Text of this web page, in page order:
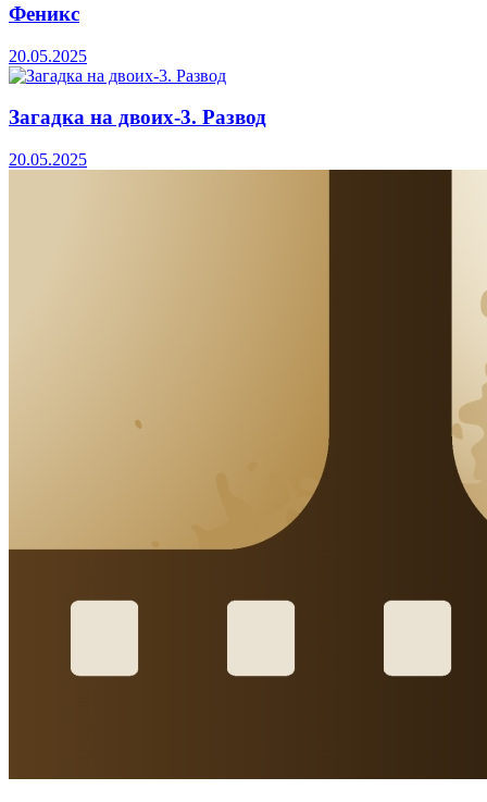
Феникс
20.05.2025
Загадка на двоих-3. Развод
20.05.2025